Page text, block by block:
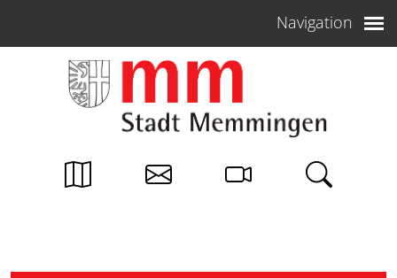
Navigation